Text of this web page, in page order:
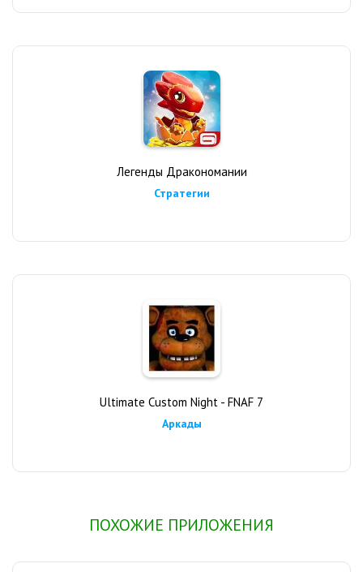
Легенды Дракономании
Стратегии
Ultimate Custom Night - FNAF 7
Аркады
ПОХОЖИЕ ПРИЛОЖЕНИЯ